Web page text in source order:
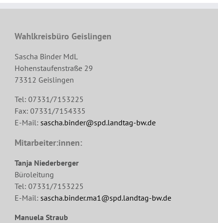
Wahlkreisbüro Geislingen
Sascha Binder MdL
Hohenstaufenstraße 29
73312 Geislingen
Tel: 07331/7153225
Fax: 07331/7154335
E-Mail: sascha.binder@spd.landtag-bw.de
Mitarbeiter:innen:
Tanja Niederberger
Büroleitung
Tel: 07331/7153225
E-Mail: sascha.binder.ma1@spd.landtag-bw.de
Manuela Straub